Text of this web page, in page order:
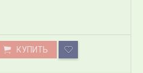
КУПИТЬ